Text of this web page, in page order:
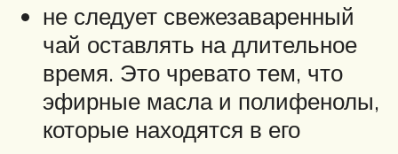
не следует свежезаваренный
чай оставлять на длительное
время. Это чревато тем, что
эфирные масла и полифенолы,
которые находятся в его